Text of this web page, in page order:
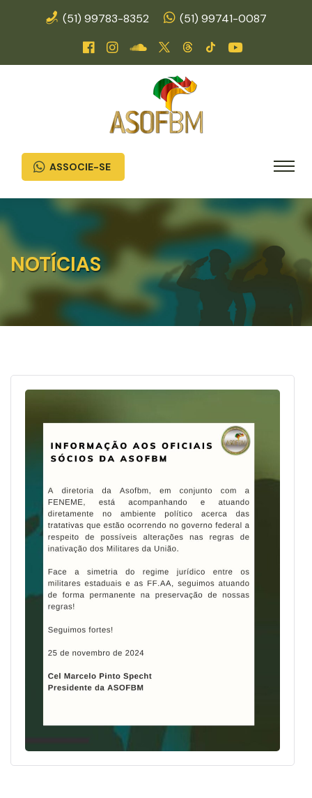
(51) 99783-8352 (51) 99741-0087
ASSOCIE-SE
NOTÍCIAS